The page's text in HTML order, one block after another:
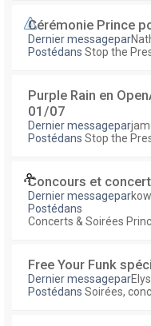
Cérémonie Prince
Dernier messagepar
Postédans Stop the
Purple Rain en
01/07
Dernier messagepar
Postédans Stop the
Concours et
Dernier messagepar
Postédans
Concerts & Soirées
Free Your Funk
Dernier messagepar
Postédans Soirées,